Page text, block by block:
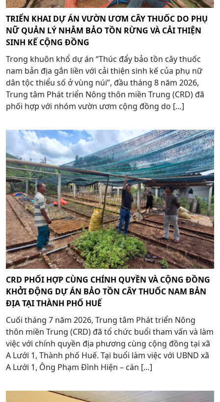
TRIỂN KHAI DỰ ÁN VƯỜN ƯƠM CÂY THUỐC DO PHỤ
NỮ QUẢN LÝ NHẰM BẢO TỒN RỪNG VÀ CẢI THIỆN
SINH KẾ CỘNG ĐỒNG
Trong khuôn khổ dự án “Thúc đẩy bảo tồn cây thuốc
nam bản địa gắn liền với cải thiện sinh kế của phụ nữ
dân tộc thiểu số ở vùng núi”, đầu tháng 8 năm 2026,
Trung tâm Phát triển Nông thôn miền Trung (CRD) đã
phối hợp với nhóm vườn ươm cộng đồng do […]
CRD PHỐI HỢP CÙNG CHÍNH QUYỀN VÀ CỘNG ĐỒNG
KHỞI ĐỘNG DỰ ÁN BẢO TỒN CÂY THUỐC NAM BẢN
ĐỊA TẠI THÀNH PHỐ HUẾ
Cuối tháng 7 năm 2026, Trung tâm Phát triển Nông
thôn miền Trung (CRD) đã tổ chức buổi tham vấn và làm
việc với chính quyền địa phương cùng cộng đồng tại xã
A Lưới 1, Thành phố Huế. Tại buổi làm việc với UBND xã
A Lưới 1, Ông Phạm Đình Hiện – cán […]